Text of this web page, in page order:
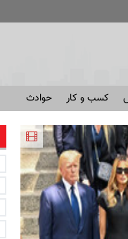
کسب و کار حوادث